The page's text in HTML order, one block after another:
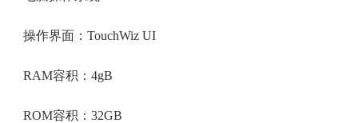
操作界面：TouchWiz UI
RAM容积：4gB
ROM容积：32GB